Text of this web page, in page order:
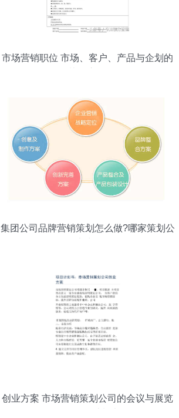
市场营销职位 市场、客户、产品与企划的
集团公司品牌营销策划怎么做?哪家策划公
创业方案 市场营销策划公司的会议与展览